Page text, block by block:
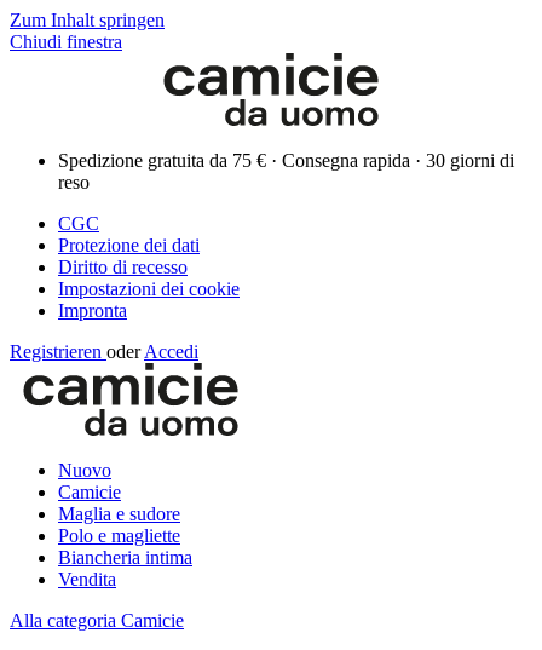
Zum Inhalt springen
Chiudi finestra
Spedizione gratuita da 75 € · Consegna rapida · 30 giorni di
reso
CGC
Protezione dei dati
Diritto di recesso
Impostazioni dei cookie
Impronta
Registrieren oder Accedi
Nuovo
Camicie
Maglia e sudore
Polo e magliette
Biancheria intima
Vendita
Alla categoria Camicie